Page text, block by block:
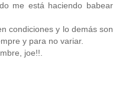
me está haciendo babear
condiciones y lo demás son
y para no variar.
joe!!.